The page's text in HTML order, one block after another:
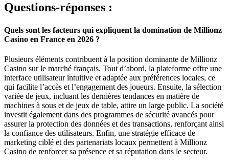
Questions-réponses :
Quels sont les facteurs qui expliquent la domination de Millionz
Casino en France en 2026 ?
Plusieurs éléments contribuent à la position dominante de Millionz
Casino sur le marché français. Tout d’abord, la plateforme offre une
interface utilisateur intuitive et adaptée aux préférences locales, ce
qui facilite l’accès et l’engagement des joueurs. Ensuite, la sélection
variée de jeux, incluant les dernières tendances en matière de
machines à sous et de jeux de table, attire un large public. La société
investit également dans des programmes de sécurité avancés pour
assurer la protection des données et des transactions, renforçant ainsi
la confiance des utilisateurs. Enfin, une stratégie efficace de
marketing ciblé et des partenariats locaux permettent à Millionz
Casino de renforcer sa présence et sa réputation dans le secteur.